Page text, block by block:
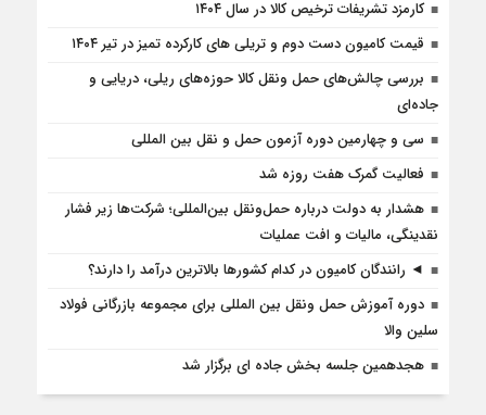
کارمزد تشریفات ترخیص کالا در سال ۱۴۰۴
قیمت کامیون دست دوم و تریلی‌ های کارکرده تمیز در تیر ۱۴۰۴
بررسی چالش‌های حمل ونقل کالا حوزه‌های ریلی، دریایی و
جاده‌ای
سی و چهارمین دوره آزمون حمل و نقل بین المللی
فعالیت گمرک هفت روزه شد
هشدار به دولت درباره حمل‌ونقل بین‌المللی؛ شرکت‌ها زیر فشار
نقدینگی، مالیات و افت عملیات
◄ رانندگان کامیون در کدام کشورها بالاترین درآمد را دارند؟
دوره آموزش حمل ونقل بین المللی برای مجموعه بازرگانی فولاد
سلین والا
هجدهمین جلسه بخش جاده ای برگزار شد